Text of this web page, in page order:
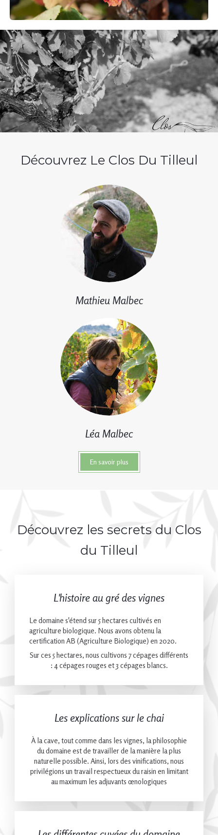
Découvrez Le Clos Du Tilleul
Mathieu Malbec
Léa Malbec
En savoir plus
Découvrez les secrets du Clos
du Tilleul
L'histoire au gré des vignes
Le domaine s'étend sur 5 hectares cultivés en
agriculture biologique. Nous avons obtenu la
certification AB (Agriculture Biologique) en 2020.
Sur ces 5 hectares, nous cultivons 7 cépages différents
: 4 cépages rouges et 3 cépages blancs.
Les explications sur le chai
À la cave, tout comme dans les vignes, la philosophie
du domaine est de travailler de la manière la plus
naturelle possible. Ainsi, lors des vinifications, nous
privilégions un travail respectueux du raisin en limitant
au maximum les adjuvants œnologiques